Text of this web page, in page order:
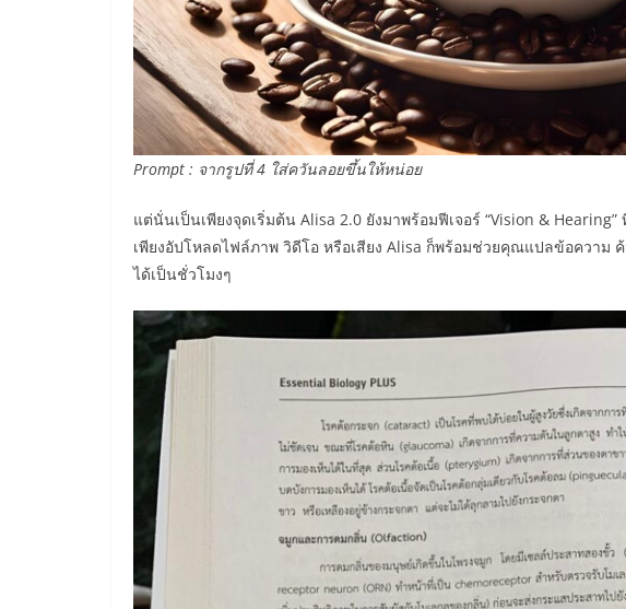
Prompt : จากรูปที่ 4 ใส่ควันลอยขึ้นให้หน่อย
แต่นั่นเป็นเพียงจุดเริ่มต้น Alisa 2.0 ยังมาพร้อมฟีเจอร์ “Vision &
เพียงอัปโหลดไฟล์ภาพ วิดีโอ หรือเสียง Alisa ก็พร้อมช่วยคุณแปลข้อความ
ได้เป็นชั่วโมงๆ